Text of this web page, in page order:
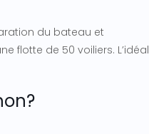
du bateau et
flotte de 50 voiliers. L’idéal